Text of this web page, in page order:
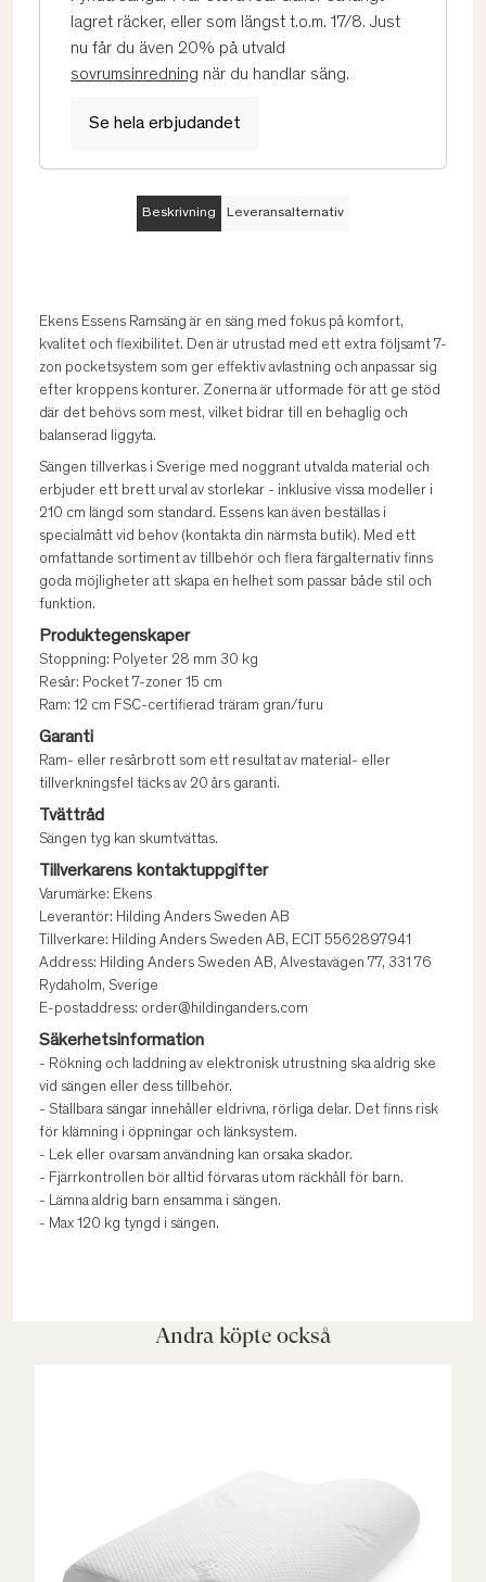
lagret räcker, eller som längst t.o.m. 17/8. Just
nu får du även 20% på utvald
sovrumsinredning när du handlar säng.
Se hela erbjudandet
Beskrivning Leveransalternativ
Ekens Essens Ramsäng är en säng med fokus på komfort,
kvalitet och flexibilitet. Den är utrustad med ett extra följsamt 7-
zon pocketsystem som ger effektiv avlastning och anpassar sig
efter kroppens konturer. Zonerna är utformade för att ge stöd
där det behövs som mest, vilket bidrar till en behaglig och
balanserad liggyta.
Sängen tillverkas i Sverige med noggrant utvalda material och
erbjuder ett brett urval av storlekar - inklusive vissa modeller i
210 cm längd som standard. Essens kan även beställas i
specialmått vid behov (kontakta din närmsta butik). Med ett
omfattande sortiment av tillbehör och flera färgalternativ finns
goda möjligheter att skapa en helhet som passar både stil och
funktion.
Produktegenskaper
Stoppning: Polyeter 28 mm 30 kg
Resår: Pocket 7-zoner 15 cm
Ram: 12 cm FSC-certifierad träram gran/furu
Garanti
Ram- eller resårbrott som ett resultat av material- eller
tillverkningsfel täcks av 20 års garanti.
Tvättråd
Sängen tyg kan skumtvättas.
Tillverkarens kontaktuppgifter
Varumärke: Ekens
Leverantör: Hilding Anders Sweden AB
Tillverkare: Hilding Anders Sweden AB, ECIT 5562897941
Address: Hilding Anders Sweden AB, Alvestavägen 77, 331 76
Rydaholm, Sverige
E-postaddress: order@hildinganders.com
Säkerhetsinformation
- Rökning och laddning av elektronisk utrustning ska aldrig ske
vid sängen eller dess tillbehör.
- Ställbara sängar innehåller eldrivna, rörliga delar. Det finns risk
för klämning i öppningar och länksystem.
- Lek eller ovarsam användning kan orsaka skador.
- Fjärrkontrollen bör alltid förvaras utom räckhåll för barn.
- Lämna aldrig barn ensamma i sängen.
- Max 120 kg tyngd i sängen.
Andra köpte också